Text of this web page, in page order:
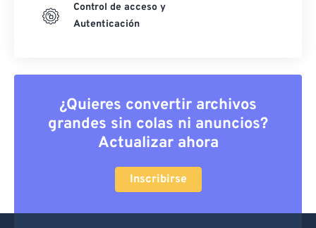
Control de acceso y
Autenticación
¿Quieres convertir archivos
grandes sin colas ni anuncios?
Actualizar ahora
Inscribirse